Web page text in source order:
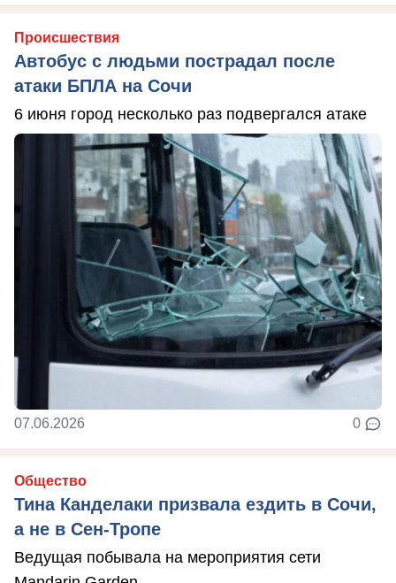
Происшествия
Автобус с людьми пострадал после
атаки БПЛА на Сочи
6 июня город несколько раз подвергался атаке
07.06.2026 0
Общество
Тина Канделаки призвала ездить в Сочи,
а не в Сен-Тропе
Ведущая побывала на мероприятия сети